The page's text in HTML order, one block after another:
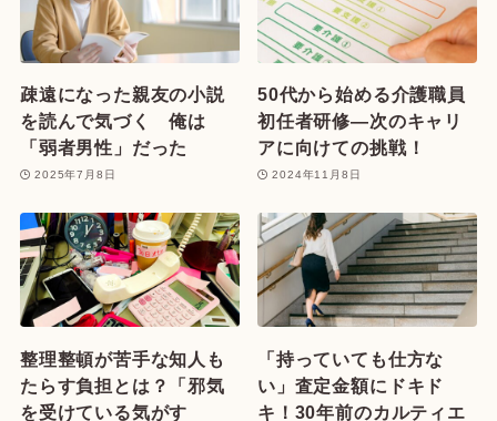
疎遠になった親友の小説
を読んで気づく 俺は
「弱者男性」だった
2025年7月8日
50代から始める介護職員
初任者研修—次のキャリ
アに向けての挑戦！
2024年11月8日
整理整頓が苦手な知人も
たらす負担とは？「邪気
を受けている気がす
「持っていても仕方な
い」査定金額にドキド
キ！30年前のカルティエ